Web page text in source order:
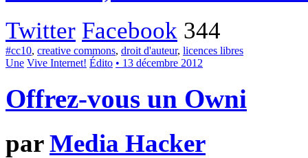
Twitter Facebook 344
#cc10, creative commons, droit d'auteur, licences libres
Une Vive Internet! Édito • 13 décembre 2012
Offrez-vous un Owni
parMedia Hacker